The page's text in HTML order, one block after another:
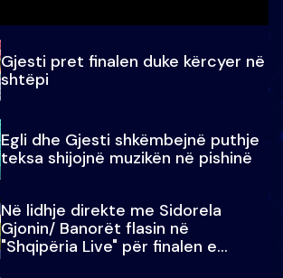
Gjesti pret finalen duke kërcyer në
shtëpi
Egli dhe Gjesti shkëmbejnë puthje
teksa shijojnë muzikën në pishinë
Në lidhje direkte me Sidorela
Gjonin/ Banorët flasin në
"Shqipëria Live" për finalen e